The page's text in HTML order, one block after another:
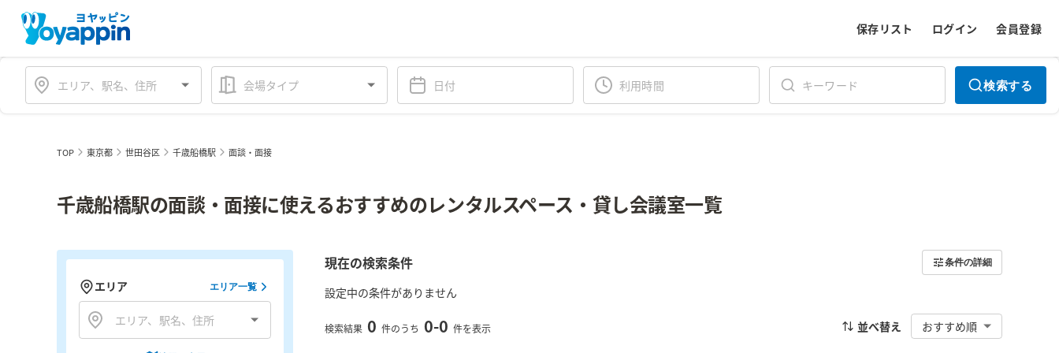
保存リスト ログイン 会員登録
会場タイプ 検索する
TOP 東京都 世田谷区 千歳船橋駅 面談・面接
千歳船橋駅の面談・面接に使えるおすすめのレンタルスペース・貸し会議室一覧
現在の検索条件 条件の詳細
設定中の条件がありません
検索結果 0 件のうち 0-0 件を表示 並べ替え おすすめ順
エリア エリア一覧